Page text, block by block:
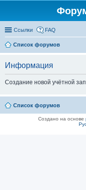
Ссылки FAQ
Список форумов
Информация
Создание новой учётной
Список форумов
Создано на основе